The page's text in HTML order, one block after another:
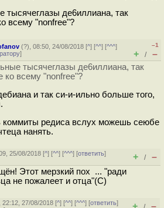
тысячеглазы де6иллиана, так
всему "nonfree"?
(?), 08:50, 24/08/2018 [^] [^^] [^^^]
]
–1
+ / –
тысячеглазы де6иллиана, так
ко всему "nonfree"?
и так си-и-ильно больше того,
коммиты редиса вслух можешь сеюбе
нанять.
25/08/2018 [^] [^^] [^^^] [ответить]
+ / –
Этот мерзкий пох ... "ради
не пожалеет и отца"(C)
22:12, 27/08/2018 [^] [^^] [^^^] [ответить]
+ –